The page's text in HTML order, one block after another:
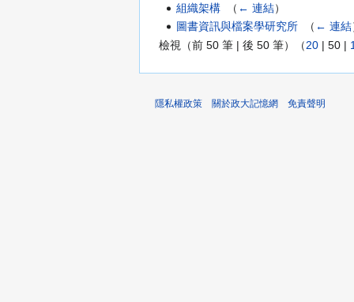
組織架構
（ ← 連結）
圖書資訊與檔案學研究所
（ ← 連結
檢視（前 50 筆 | 後 50 筆）（20 | 50 |
隱私權政策 關於政大記憶網 免責聲明